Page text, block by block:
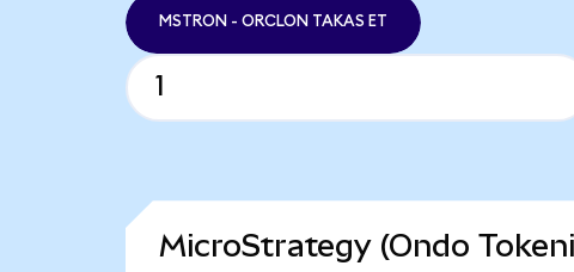
MSTRON - ORCLON TAKAS ET
MicroStrategy (Ondo